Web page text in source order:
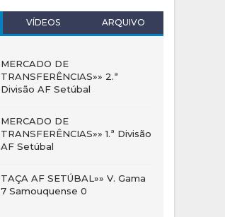
VÍDEOS ARQUIVO
MERCADO DE
TRANSFERÊNCIAS»» 2.ª
Divisão AF Setúbal
MERCADO DE
TRANSFERÊNCIAS»» 1.ª Divisão
AF Setúbal
TAÇA AF SETÚBAL»» V. Gama
7 Samouquense 0